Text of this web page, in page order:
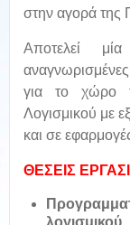
στην αγορά της
Αποτελεί
αναγνωρισμένες
για το χώρο
Λογισμικού με
και σε
ΘΕΣΕΙΣ
λογισμικού